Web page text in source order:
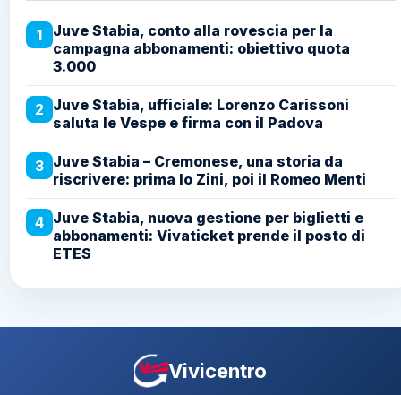
1
Juve Stabia, conto alla rovescia per la
campagna abbonamenti: obiettivo quota
3.000
2 Juve Stabia, ufficiale: Lorenzo Carissoni
saluta le Vespe e firma con il Padova
3 Juve Stabia – Cremonese, una storia da
riscrivere: prima lo Zini, poi il Romeo Menti
4 Juve Stabia, nuova gestione per biglietti e
abbonamenti: Vivaticket prende il posto di
ETES
Vivicentro